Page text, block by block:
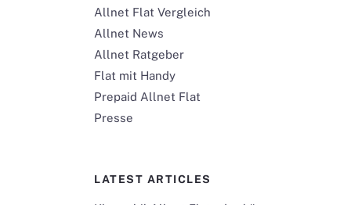
Allnet Flat Vergleich
Allnet News
Allnet Ratgeber
Flat mit Handy
Prepaid Allnet Flat
Presse
LATEST ARTICLES